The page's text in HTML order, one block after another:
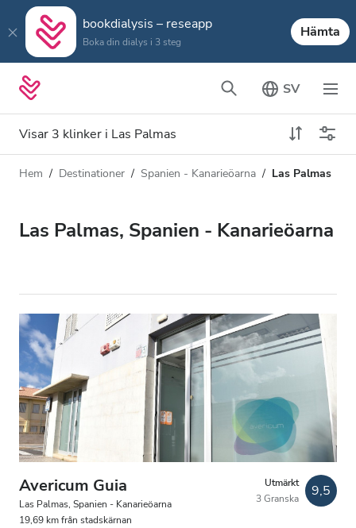
bookdialysis – reseapp
Boka din dialys i 3 steg
Hämta
SV
Visar 3 klinker i Las Palmas
Dialystyp
Alla dialyser
Acceptera
Patienter med HIV
Patienter med hepatit B
Patienter med hepatit C
GHIC
Avstånd
Hem Destinationer Spanien - Kanarieöarna Las Palmas
Las Palmas, Spanien - Kanarieöarna
Avericum Guia
Las Palmas, Spanien - Kanarieöarna
19,69 km från stadskärnan
Utmärkt
3 Granska
9,5